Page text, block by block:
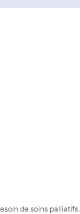
de soins palliatifs.